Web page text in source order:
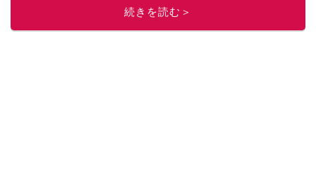
続きを読む＞